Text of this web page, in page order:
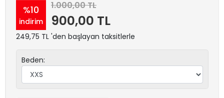
%10
indirim
1.000,00 TL
900,00 TL
249,75 TL 'den başlayan taksitlerle
Beden: